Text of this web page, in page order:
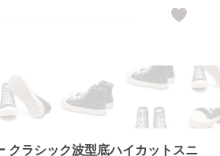
クラシック波型底ハイカットスニ